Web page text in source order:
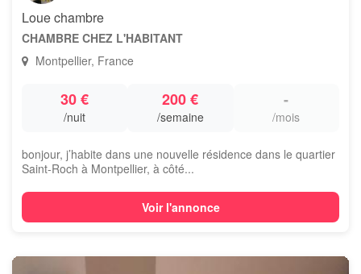
Loue chambre
CHAMBRE CHEZ L'HABITANT
Montpellier, France
30 €
/nuit
200 €
/semaine
-
/mois
bonjour, j’habite dans une nouvelle résidence dans le quartier
Saint-Roch à Montpellier, à côté...
Voir l'annonce